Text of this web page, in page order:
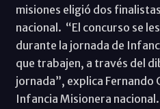
misiones eligió dos
nacional. “El concurso se
durante la jornada de
que trabajen, a través del
jornada”, explica Fernando
Infancia Misionera